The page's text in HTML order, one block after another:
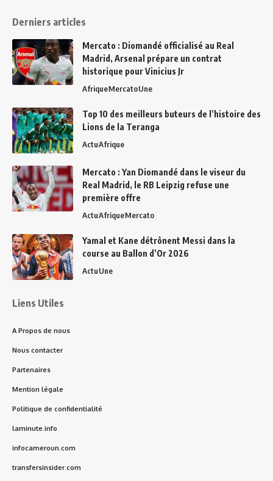
Derniers articles
Mercato : Diomandé officialisé au Real
Madrid, Arsenal prépare un contrat
historique pour Vinicius Jr
AfriqueMercatoUne
Top 10 des meilleurs buteurs de l’histoire des
Lions de la Teranga
ActuAfrique
Mercato : Yan Diomandé dans le viseur du
Real Madrid, le RB Leipzig refuse une
première offre
ActuAfriqueMercato
Yamal et Kane détrônent Messi dans la
course au Ballon d’Or 2026
ActuUne
Liens Utiles
A Propos de nous
Nous contacter
Partenaires
Mention légale
Politique de confidentialité
laminute.info
infocameroun.com
transfersinsider.com